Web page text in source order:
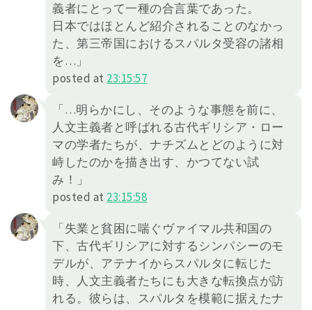
義者にとって一種の合言葉であった。
日本ではほとんど紹介されることのなかっ
た、第三帝国におけるスパルタ受容の諸相
を…」
posted at 23:15:57
「…明らかにし、そのような事態を前に、
人文主義者と呼ばれる古代ギリシア・ロー
マの学者たちが、ナチズムとどのように対
峙したのかを描き出す、かつてない試
み！」
posted at 23:15:58
「失業と貧困に喘ぐヴァイマル共和国の
下、古代ギリシアに対するシンパシーのモ
デルが、アテナイからスパルタに転じた
時、人文主義者たちにも大きな転換点が訪
れる。彼らは、スパルタを模範に据えたナ